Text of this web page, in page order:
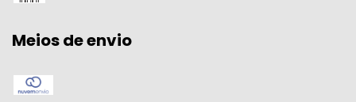
Meios de envio